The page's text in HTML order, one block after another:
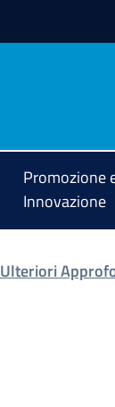
Promozione
Innovazione
Ulteriori